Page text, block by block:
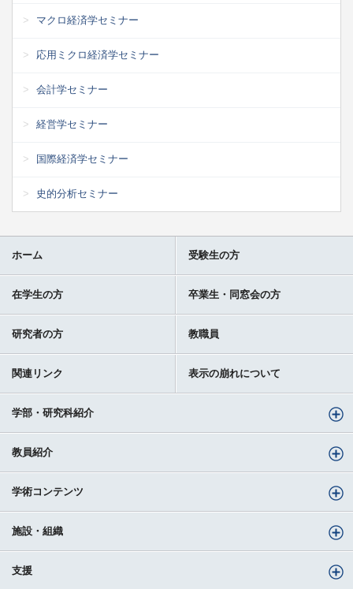
マクロ経済学セミナー
応用ミクロ経済学セミナー
会計学セミナー
経営学セミナー
国際経済学セミナー
史的分析セミナー
ホーム 受験生の方
在学生の方 卒業生・同窓会の方
研究者の方 教職員
関連リンク 表示の崩れについて
学部・研究科紹介
教員紹介
学術コンテンツ
施設・組織
支援